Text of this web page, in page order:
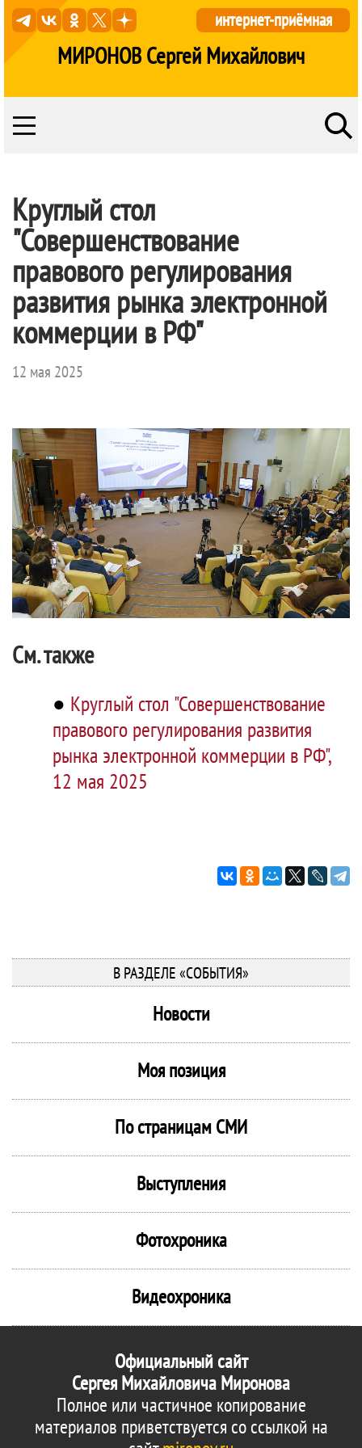
МИРОНОВ Сергей Михайлович
интернет-приёмная
Круглый стол
"Совершенствование
правового регулирования
развития рынка электронной
коммерции в РФ"
12 мая 2025
См. также
● Круглый стол "Совершенствование
правового регулирования развития
рынка электронной коммерции в РФ",
12 мая 2025
В РАЗДЕЛЕ «СОБЫТИЯ»
Новости
Моя позиция
По страницам СМИ
Выступления
Фотохроника
Видеохроника
Официальный сайт
Сергея Михайловича Миронова
Полное или частичное копирование
материалов приветствуется со ссылкой на